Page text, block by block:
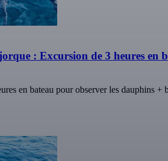
: Excursion de 3 heures en
en bateau pour observer les dauphins +